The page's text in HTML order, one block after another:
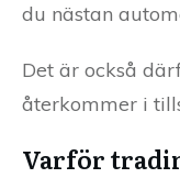
du nästan
Det är också
återkommer i
Varför